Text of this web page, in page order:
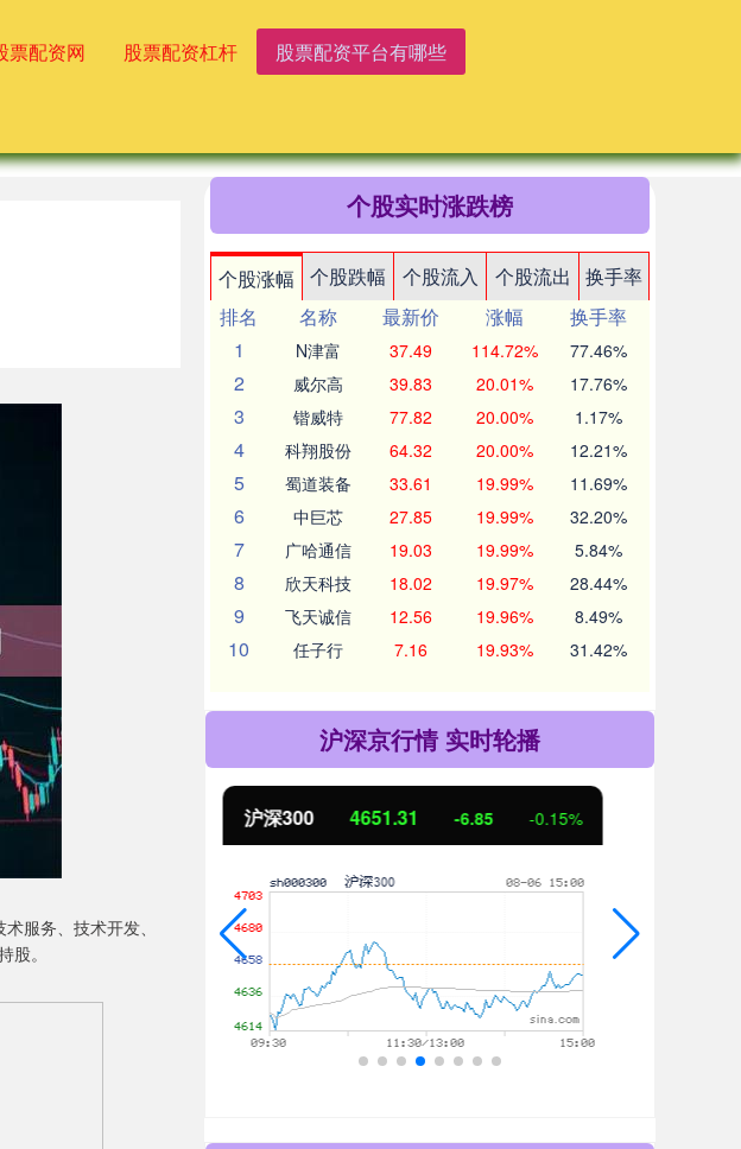
票配资网 股票配资杠杆 股票配资平台有哪些
服务、技术开发、
。
个股实时涨跌榜
个股涨幅 个股跌幅 个股流入 个股流出
换手率
排名
名称 最新价 涨幅
换手率
1
N津富 37.49 114.72% 77.46%
2 威尔高 39.83 20.01% 17.76%
3 锴威特 77.82 20.00% 1.17%
4 科翔股份 64.32 20.00% 12.21%
5 蜀道装备 33.61 19.99% 11.69%
6 中巨芯 27.85 19.99% 32.20%
7 广哈通信 19.03 19.99% 5.84%
8 欣天科技 18.02 19.97% 28.44%
9 飞天诚信 12.56 19.96% 8.49%
10 任子行 7.16 19.93% 31.42%
沪深京行情 实时轮播
-6.85 北证50 1122.88 3.42 0.30%